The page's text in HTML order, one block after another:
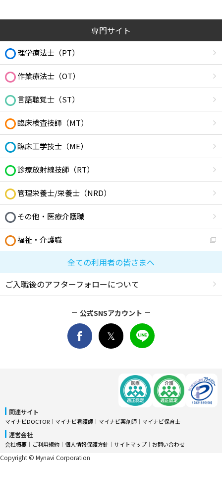
専門サイト
理学療法士（PT）
作業療法士（OT）
言語聴覚士（ST）
臨床検査技師（MT）
臨床工学技士（ME）
診療放射線技師（RT）
管理栄養士/栄養士（NRD）
その他・医療介護職
福祉・介護職
全ての利用者の皆さまへ
ご入職後のアフターフォローについて
公式SNSアカウント
関連サイト
マイナビDOCTOR │ マイナビ看護師 │ マイナビ薬剤師 │ マイナビ保育士
運営会社
会社概要 │ ご利用規約 │ 個人情報保護方針 │ サイトマップ │ お問い合わせ
Copyright © Mynavi Corporation